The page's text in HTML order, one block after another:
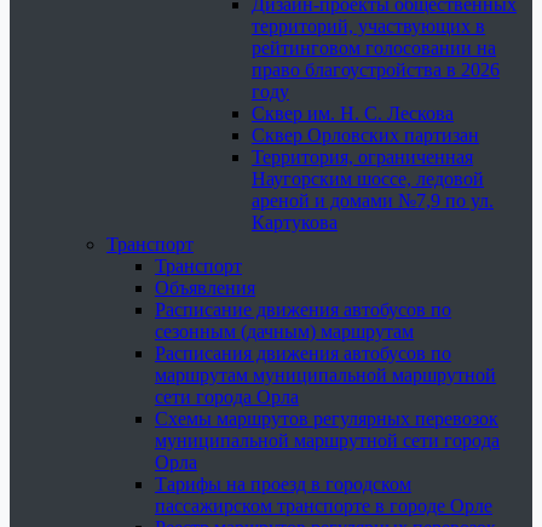
Дизайн-проекты общественных
территорий, участвующих в
рейтинговом голосовании на
право благоустройства в 2026
году
Сквер им. Н. С. Лескова
Сквер Орловских партизан
Территория, ограниченная
Наугорским шоссе, ледовой
ареной и домами №7,9 по ул.
Картукова
Транспорт
Транспорт
Объявления
Расписание движения автобусов по
сезонным (дачным) маршрутам
Расписания движения автобусов по
маршрутам муниципальной маршрутной
сети города Орла
Схемы маршрутов регулярных перевозок
муниципальной маршрутной сети города
Орла
Тарифы на проезд в городском
пассажирском транспорте в городе Орле